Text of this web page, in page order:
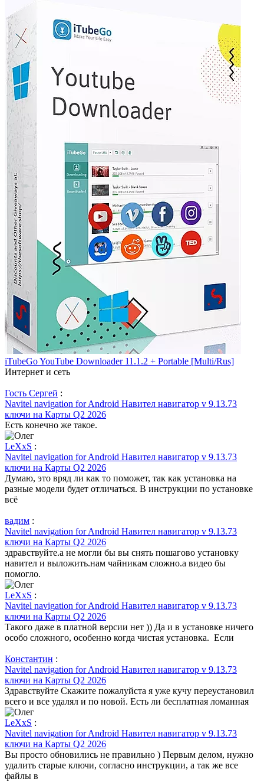
iTubeGo YouTube Downloader 11.1.2 + Portable [Multi/Rus]
Интернет и сеть
Гость Сергей :
Navitel navigation for Android Навител навигатор v 9.13.73
ключи на Карты Q2 2026
Есть конечно же такое.
LeXxS :
Navitel navigation for Android Навител навигатор v 9.13.73
ключи на Карты Q2 2026
Думаю, это вряд ли как то поможет, так как установка на
разные модели будет отличаться. В инструкции по установке
всё
вадим :
Navitel navigation for Android Навител навигатор v 9.13.73
ключи на Карты Q2 2026
здравствуйте.а не могли бы вы снять пошагово установку
навител и выложить.нам чайникам сложно.а видео бы
помогло.
LeXxS :
Navitel navigation for Android Навител навигатор v 9.13.73
ключи на Карты Q2 2026
Такого даже в платной версии нет )) Да и в установке ничего
особо сложного, особенно когда чистая установка. Если
Константин :
Navitel navigation for Android Навител навигатор v 9.13.73
ключи на Карты Q2 2026
Здравствуйте Скажите пожалуйста я уже кучу переустановил
всего и все удалял и по новой. Есть ли бесплатная ломанная
LeXxS :
Navitel navigation for Android Навител навигатор v 9.13.73
ключи на Карты Q2 2026
Вы просто обновились не правильно ) Первым делом, нужно
удалить старые ключи, согласно инструкции, а так же все
файлы в